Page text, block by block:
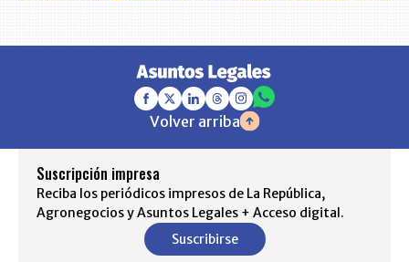
Volver arriba
Suscripción impresa
Reciba los periódicos impresos de La República,
Agronegocios y Asuntos Legales + Acceso digital.
Suscribirse